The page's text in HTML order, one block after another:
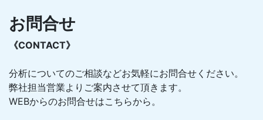
お問合せ
《CONTACT》
分析についてのご相談などお気軽にお問合せください。
弊社担当営業よりご案内させて頂きます。
WEBからのお問合せはこちらから。